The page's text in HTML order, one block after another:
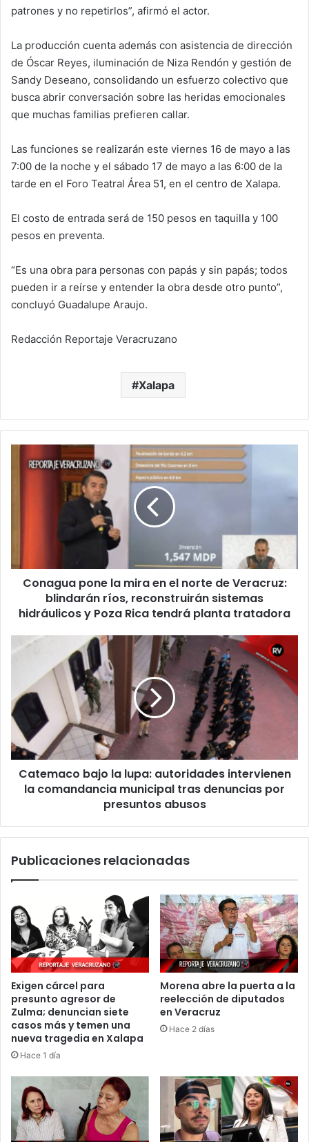
patrones y no repetirlos”, afirmó el actor.
La producción cuenta además con asistencia de dirección
de Óscar Reyes, iluminación de Niza Rendón y gestión de
Sandy Deseano, consolidando un esfuerzo colectivo que
busca abrir conversación sobre las heridas emocionales
que muchas familias prefieren callar.
Las funciones se realizarán este viernes 16 de mayo a las
7:00 de la noche y el sábado 17 de mayo a las 6:00 de la
tarde en el Foro Teatral Área 51, en el centro de Xalapa.
El costo de entrada será de 150 pesos en taquilla y 100
pesos en preventa.
“Es una obra para personas con papás y sin papás; todos
pueden ir a reírse y entender la obra desde otro punto”,
concluyó Guadalupe Araujo.
Redacción Reportaje Veracruzano
Xalapa
pone
Veracruz:
blindarán
reconstruirán
hidráulicos
tendrá
planta
tratadora
Conagua pone la mira en el norte de Veracruz:
blindarán ríos, reconstruirán sistemas
hidráulicos y Poza Rica tendrá planta tratadora
Catemaco
lupa:
autoridades
intervienen
la
comandancia
municipal
tras
denuncias
abusos
Catemaco bajo la lupa: autoridades intervienen
la comandancia municipal tras denuncias por
presuntos abusos
Publicaciones relacionadas
Exigen cárcel para
presunto agresor de
Zulma; denuncian siete
casos más y temen una
nueva tragedia en Xalapa
Hace 1 día
Morena abre la puerta a la
reelección de diputados
en Veracruz
Hace 2 días